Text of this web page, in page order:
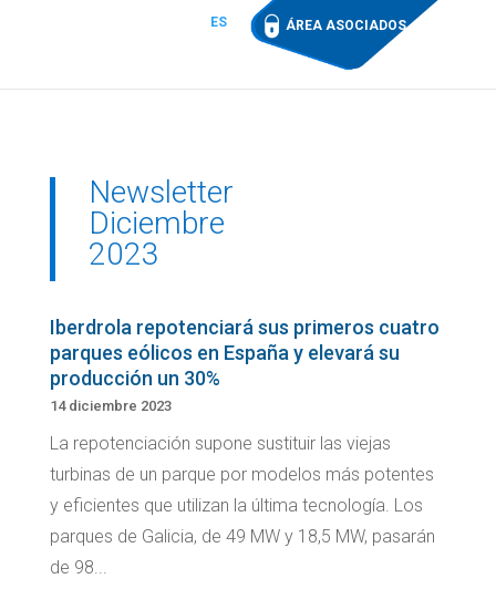
ES ÁREA ASOCIADOS
Newsletter
Diciembre
2023
Iberdrola repotenciará sus primeros cuatro
parques eólicos en España y elevará su
producción un 30%
14 diciembre 2023
La repotenciación supone sustituir las viejas
turbinas de un parque por modelos más potentes
y eficientes que utilizan la última tecnología. Los
parques de Galicia, de 49 MW y 18,5 MW, pasarán
de 98...